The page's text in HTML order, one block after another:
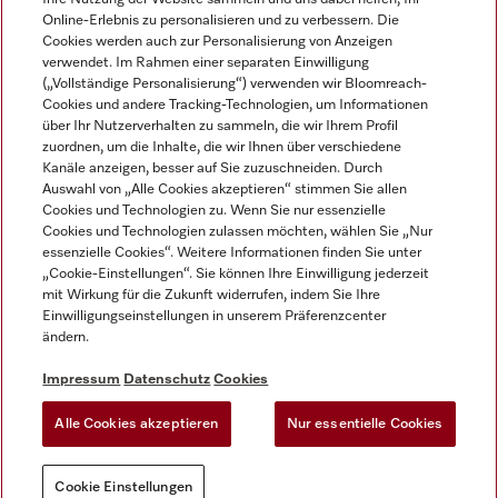
Impressum
AGB
Datenschutz
Nutzungsbedigungen
EU-Gesetzen über digitale Dienste
Miele auf Instagram
Miele auf Facebook
Miele auf Youtube
Online-Erlebnis zu personalisieren und zu verbessern. Die
Cookies werden auch zur Personalisierung von Anzeigen
verwendet. Im Rahmen einer separaten Einwilligung
(„Vollständige Personalisierung“) verwenden wir Bloomreach-
Cookies und andere Tracking-Technologien, um Informationen
über Ihr Nutzerverhalten zu sammeln, die wir Ihrem Profil
zuordnen, um die Inhalte, die wir Ihnen über verschiedene
Kanäle anzeigen, besser auf Sie zuzuschneiden. Durch
Auswahl von „Alle Cookies akzeptieren“ stimmen Sie allen
Cookies und Technologien zu. Wenn Sie nur essenzielle
Cookies und Technologien zulassen möchten, wählen Sie „Nur
essenzielle Cookies“. Weitere Informationen finden Sie unter
„Cookie-Einstellungen“. Sie können Ihre Einwilligung jederzeit
mit Wirkung für die Zukunft widerrufen, indem Sie Ihre
Einwilligungseinstellungen in unserem Präferenzcenter
ändern.
Impressum Datenschutz Cookies
Alle Cookies akzeptieren Nur essentielle Cookies
Cookie Einstellungen